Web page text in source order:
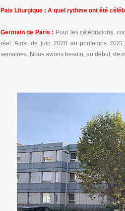
Paix Liturgique : A quel rythme ont été
Germain de Paris : Pour les célébrations,
réel. Ainsi de juin 2020 au printemps
semaines. Nous avions besoin, au début, de